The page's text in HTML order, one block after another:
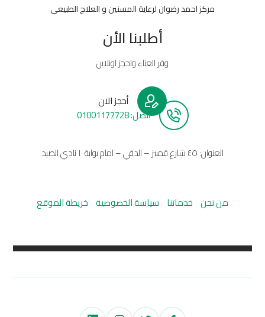
مركز احمد رضوان لرعاية المسنين و العلاج الطبيعى
أطلبنا الأن
وفر العناء واحجز اونلاين
أحجز الان
أتصل: 01001177728
العنوان: ٤٥ شارع قمبيز – الدقي – امام بوابة ١٠ نادي الصيد
من نحن خدماتنا سياسة الخصوصية خريطة الموقع